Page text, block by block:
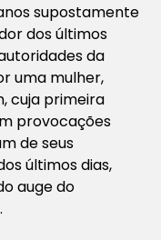
supostamente
dos últimos
da
uma mulher,
cuja primeira
provocações
de seus
últimos dias,
auge do